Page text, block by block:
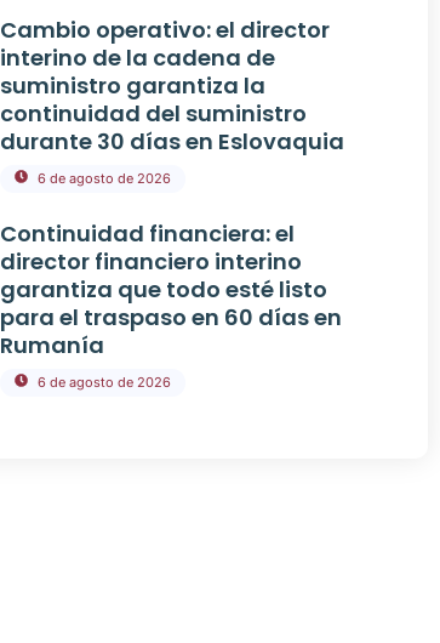
Cambio operativo: el director
interino de la cadena de
suministro garantiza la
continuidad del suministro
durante 30 días en Eslovaquia
6 de agosto de 2026
Continuidad financiera: el
director financiero interino
garantiza que todo esté listo
para el traspaso en 60 días en
Rumanía
6 de agosto de 2026